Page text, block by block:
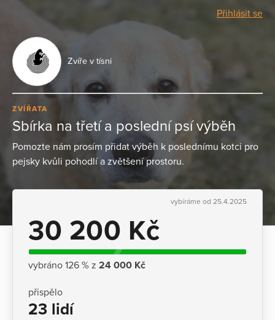
Přihlásit se
Zvíře v tísni
ZVÍŘATA
Sbírka na třetí a poslední psí výběh
Pomozte nám prosím přidat výběh k poslednímu kotci pro
pejsky kvůli pohodlí a zvětšení prostoru.
vybíráme od 25.4.2025
30 200 Kč
vybráno 126 % z 24 000 Kč
přispělo
23 lidí